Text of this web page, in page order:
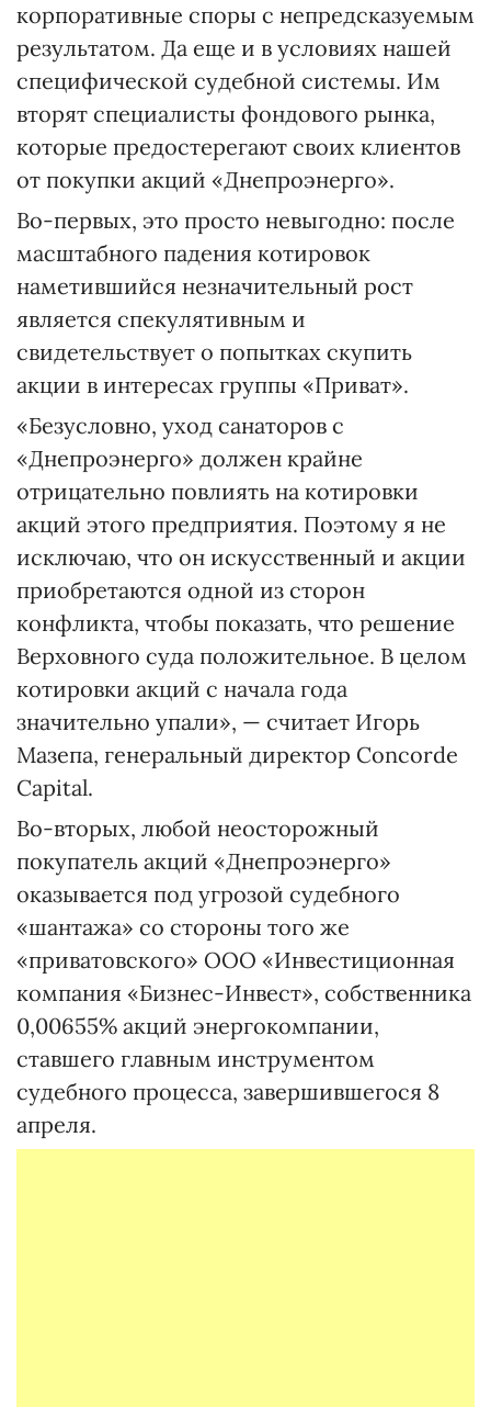
корпоративные споры с непредсказуемым
результатом. Да еще и в условиях нашей
специфической судебной системы. Им
вторят специалисты фондового рынка,
которые предостерегают своих клиентов
от покупки акций «Днепро­энерго».
Во-первых, это просто невыгодно: после
масштабного падения котировок
наметившийся незначительный рост
является спекулятивным и
свидетельствует о попытках скупить
акции в интересах группы «Приват».
«Безусловно, уход санаторов с
«Днепроэнерго» должен крайне
отрицательно повлиять на котировки
акций этого предприятия. Поэтому я не
исключаю, что он искусственный и акции
при­обретаются одной из сторон
конфликта, чтобы показать, что решение
Верховного суда положительное. В целом
котировки акций с начала года
значительно упали», — считает Игорь
Мазепа, генеральный директор Concorde
Capital.
Во-вторых, любой неосторож­ный
покупатель акций «Днепро­энерго»
оказывается под угрозой судебного
«шантажа» со стороны того же
«приватовского» ООО «Инвестиционная
компания «Бизнес-Инвест», собст­венни­ка
0,00655% акций энергокомпании,
ставшего главным инструмен­том
судебного процесса, завершившегося 8
апреля.